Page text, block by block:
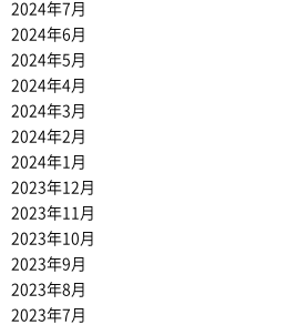
2024年7月
2024年6月
2024年5月
2024年4月
2024年3月
2024年2月
2024年1月
2023年12月
2023年11月
2023年10月
2023年9月
2023年8月
2023年7月